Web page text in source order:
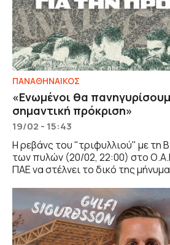
ΠΑΝΑΘΗΝΑΙΚΟΣ
«Ενωμένοι θα
σημαντική πρόκριση»
19/02 - 15:43
Η ρεβάνς του "τριφυλλιού" με τη
των πυλών (20/02, 22:00) στο
ΠΑΕ να στέλνει το δικό της